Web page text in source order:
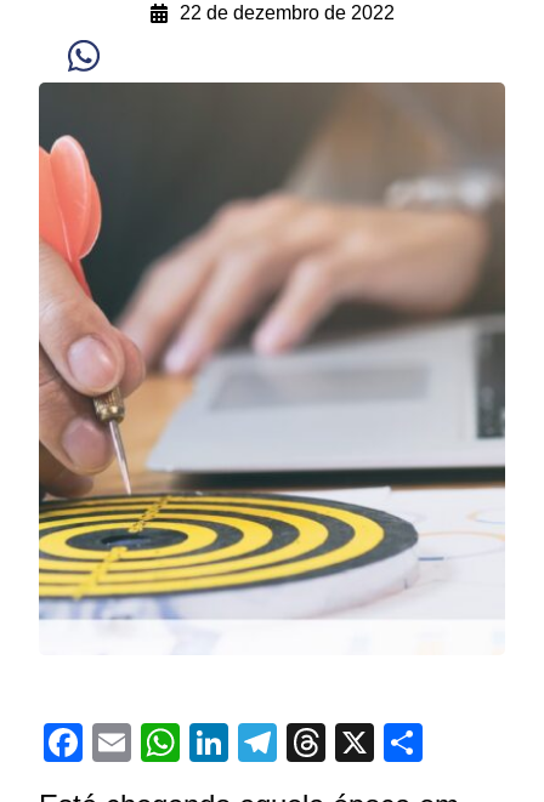
22 de dezembro de 2022
Facebook
EmailWhatsApp
LinkedIn
Telegram
Threads
X